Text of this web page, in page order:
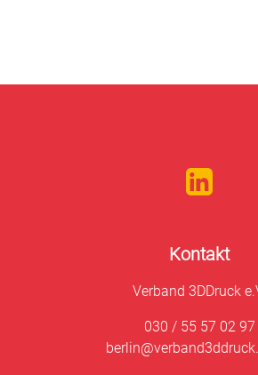
Kontakt
Verband 3DDruck
030 / 55 57 02 97